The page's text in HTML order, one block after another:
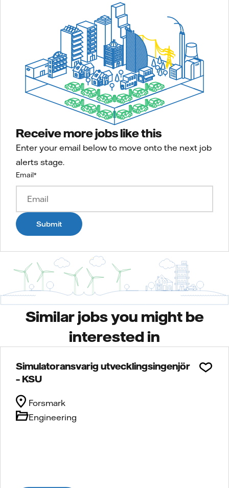
Receive more jobs like this
Enter your email below to move onto the next job
alerts stage.
Email*
Submit
Similar jobs you might be
interested in
Simulatoransvarig utvecklingsingenjör
– KSU
Engineering
Forsmark